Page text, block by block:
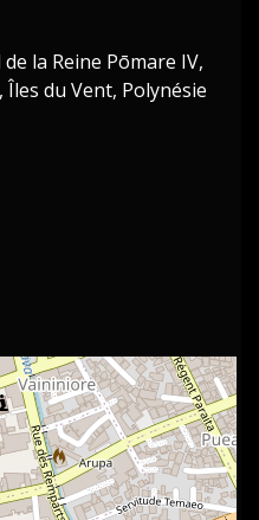
la Reine Pōmare IV,
du Vent, Polynésie